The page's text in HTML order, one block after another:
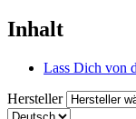
Inhalt
Lass Dich von
Hersteller